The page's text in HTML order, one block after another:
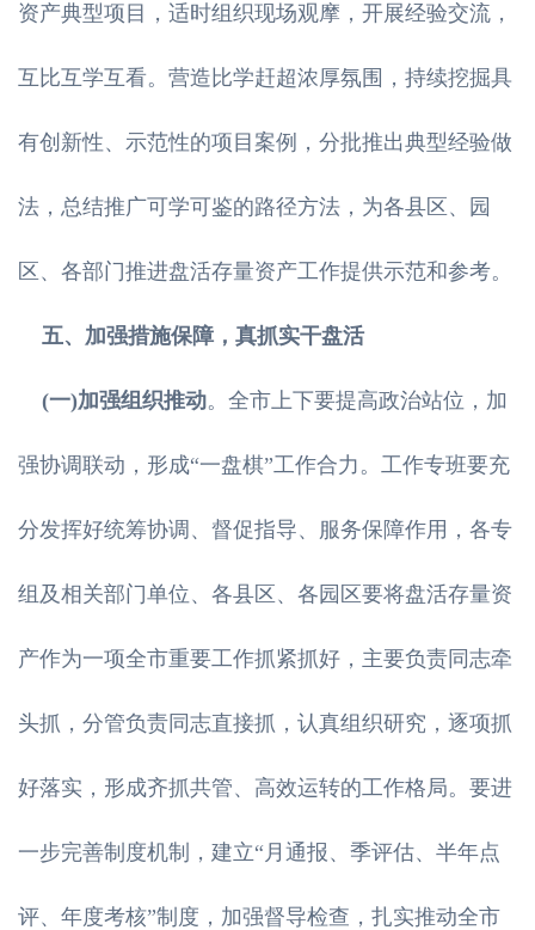
资产典型项目，适时组织现场观摩，开展经验交流，
互比互学互看。营造比学赶超浓厚氛围，持续挖掘具
有创新性、示范性的项目案例，分批推出典型经验做
法，总结推广可学可鉴的路径方法，为各县区、园
区、各部门推进盘活存量资产工作提供示范和参考。
五、加强措施保障，真抓实干盘活
(一)加强组织推动。全市上下要提高政治站位，加
强协调联动，形成“一盘棋”工作合力。工作专班要充
分发挥好统筹协调、督促指导、服务保障作用，各专
组及相关部门单位、各县区、各园区要将盘活存量资
产作为一项全市重要工作抓紧抓好，主要负责同志牵
头抓，分管负责同志直接抓，认真组织研究，逐项抓
好落实，形成齐抓共管、高效运转的工作格局。要进
一步完善制度机制，建立“月通报、季评估、半年点
评、年度考核”制度，加强督导检查，扎实推动全市